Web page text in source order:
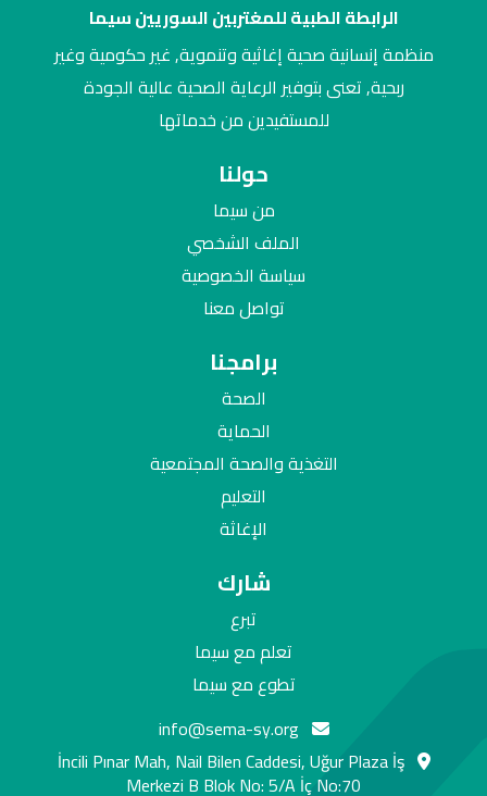
الرابطة الطبية للمغتربين السوريين سيما
منظمة إنسانية صحية إغاثية وتنموية, غير حكومية وغير
ربحية, تعنى بتوفير الرعاية الصحية عالية الجودة
للمستفيدين من خدماتها
info@sema-sy.org
İncili Pınar Mah, Nail Bilen Caddesi, Uğur Plaza İş
Merkezi B Blok No: 5/A İç No:70
حولنا
من سيما
الملف الشخصي
سياسة الخصوصية
تواصل معنا
برامجنا
الصحة
الحماية
التغذية والصحة المجتمعية
التعليم
الإغاثة
شارك
تبرع
تعلم مع سيما
تطوع مع سيما